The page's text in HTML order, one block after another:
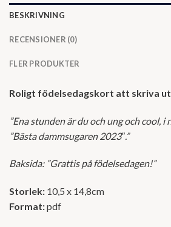
BESKRIVNING
RECENSIONER (0)
FLER PRODUKTER
Roligt födelsedagskort att skriva
”Ena stunden är du och ung och cool, i
”Bästa dammsugaren 2023″.”
Baksida: ”Grattis på födelsedagen!”
Storlek: 10,5 x 14,8cm
Format:pdf